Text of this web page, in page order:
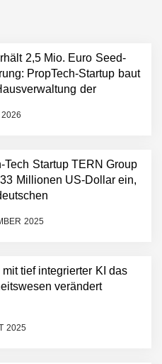
2,5 Mio. Euro Seed-
PropTech-Startup baut
der
Tech Startup TERN Group
Millionen US-Dollar ein,
2025
tief integrierter KI das
verändert
2025
erhält 2,5 Mio.
Startup baut
Tech Startup
Group sammelt 33
zu